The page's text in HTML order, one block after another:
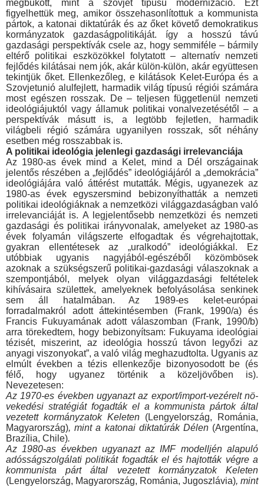
megbukott, mint a szovjet típusú modernizáció. Ezt
figyelhettük meg, amikor összehasonlítottuk a kommunista
pártok, a katonai diktatúrák és az őket követő demokratikus
kormányzatok gazdaságpolitikáját. így a hosszú távú
gazdasági perspektívák csele az, hogy semmiféle – bármily
eltérő politikai eszközökkel folytatott – alternatív nemzeti
fejlő­dés kilátásai nem jók, akár külön-külön, akár együttesen
tekint­jük őket. Ellenkezőleg, e kilátások Kelet-Európa és a
Szovjet­unió alulfejlett, harmadik világ típusú régiói számára
most egé­szen rosszak. De – teljesen függetlenül nemzeti
ideológiájuktól vagy államuk politikai vonalvezetésétől – a
perspektívák másutt is, a legtöbb fejletlen, harmadik
világbeli régió számára ugyan­ilyen rosszak, sőt néhány
esetben még rosszabbak is.
A politikai ideológia jelenlegi gazdasági irrelevanciája
Az 1980-as évek mind a Kelet, mind a Dél országainak
jelentős részében a „fejlődés” ideológiájáról a „demokrácia”
ideológiájára való áttérést mutatták. Mégis, ugyanezek az
1980-as évek egy­szersmind bebizonyíthatták a nemzeti
politikai ideológiáknak a nemzetközi világgazdaságban való
irrelevanciáját is. A legjelen­tősebb nemzetközi és nemzeti
gazdasági és politikai irányvo­nalak, amelyeket az 1980-as
évek folyamán világszerte elfo­gadtak és végrehajtottak,
gyakran ellentétesek az „uralkodó” ideológiákkal. Ez
utóbbiak ugyanis nagyjából-egészéből közöm­bösek
azoknak a szükségszerű politikai-gazdasági válaszoknak a
szempontjából, melyek olyan világgazdasági feltételek
kihívá­saira születtek, amelyeknek befolyásolása senkinek
sem áll ha­talmában. Az 1989-es kelet-európai
forradalmakról adott átte­kintésemben (Frank, 1990/a) és
Francis Fukuyamának adott válaszomban (Frank, 1990/b)
arra törekedtem, hogy bebizonyít­sam: Fukuyama ideológiai
tézisét, miszerint, az ideológia hosszú távon legyőzi az
anyagi viszonyokat”, a való világ meg­hazudtolta. Ugyanis az
elmúlt években a tézis ellenkezője bi­zonyosodott be (és
félő, hogy ugyanez történik a közeljövőben is).
Nevezetesen:
Az 1970-es években ugyanazt az export/import-vezérelt nö­
vekedési stratégiát fogadták el a kommunista pártok által
veze­tett kormányzatok Keleten (Lengyelország, Románia,
Magyar­ország), mint a katonai diktatúrák Délen (Argentína,
Brazília, Chile).
Az 1980-as években ugyanazt az IMF modelljén alapuló
adósságszolgálati politikát fogadták el és hajtották végre a
kom­munista párt által vezetett kormányzatok Keleten
(Lengyelor­szág, Magyarország, Románia, Jugoszlávia), mint